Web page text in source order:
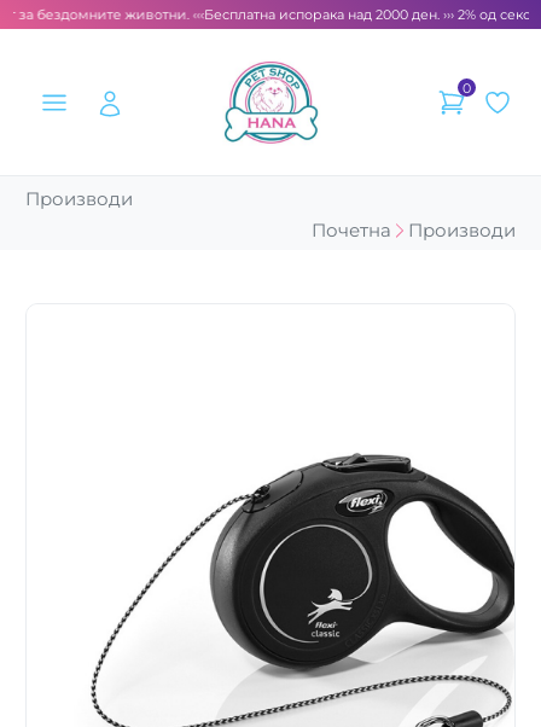
за бездомните животни. ‹‹‹Бесплатна испорака над 2000 ден. ››› 2% од
0
Производи
Почетна
Производи